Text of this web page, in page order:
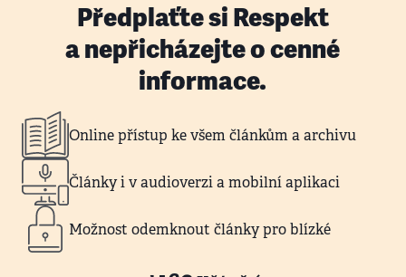
Předplaťte si Respekt
a nepřicházejte o cenné
informace.
Online přístup ke všem článkům a archivu
Články i v audioverzi a mobilní aplikaci
Možnost odemknout články pro blízké